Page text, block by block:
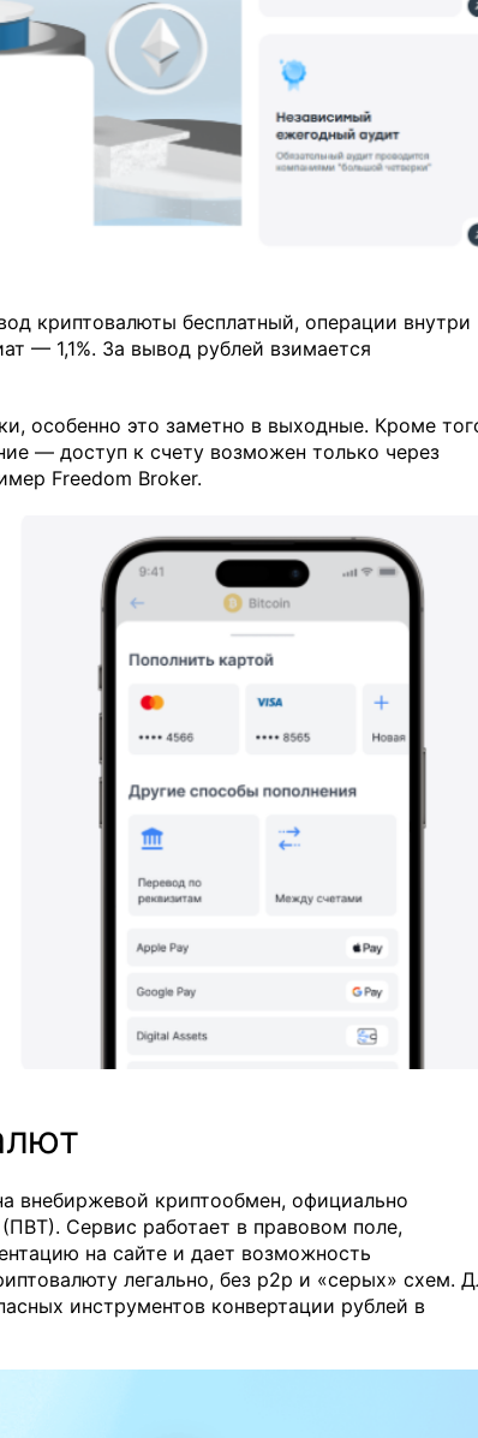
криптовалюты бесплатный, операции внутри
— 1,1%. За вывод рублей взимается
особенно это заметно в выходные. Кроме
— доступ к счету возможен только через
Freedom Broker.
внебиржевой криптообмен, официально
Сервис работает в правовом поле,
на сайте и дает возможность
легально, без p2p и «серых» схем.
инструментов конвертации рублей в